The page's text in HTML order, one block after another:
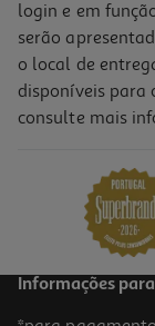
login e em
serão
o local de
disponíveis
consulte mais
Informações